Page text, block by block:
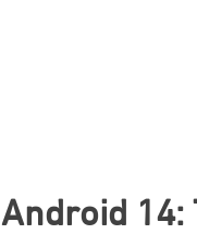
Android 14: